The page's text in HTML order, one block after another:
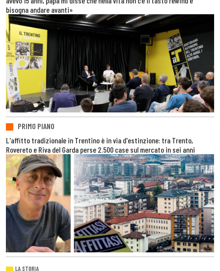
bisogna andare avanti»
PRIMO PIANO
L'affitto tradizionale in Trentino è in via d'estinzione: tra Trento,
Rovereto e Riva del Garda perse 2.500 case sul mercato in sei anni
LA STORIA